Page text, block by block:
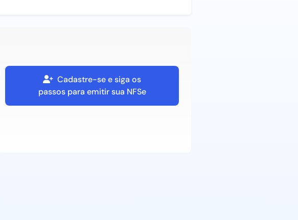
Cadastre-se e siga os
passos para emitir sua NFSe